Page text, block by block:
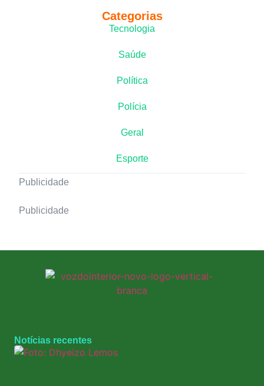
Categorias
Tecnologia
Saúde
Política
Polícia
Geral
Esporte
Publicidade
Publicidade
Notícias recentes